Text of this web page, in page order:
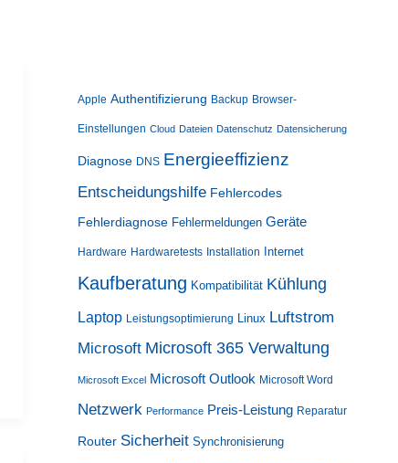
Apple Authentifizierung Backup Browser-
Einstellungen Cloud Dateien Datenschutz Datensicherung
Diagnose DNS Energieeffizienz
Entscheidungshilfe Fehlercodes
Fehlerdiagnose Fehlermeldungen Geräte
Hardware Hardwaretests Installation Internet
Kaufberatung Kompatibilität Kühlung
Laptop Leistungsoptimierung Linux Luftstrom
Microsoft Microsoft 365 Verwaltung
Microsoft Excel Microsoft Outlook Microsoft Word
Netzwerk Performance Preis-Leistung Reparatur
Router Sicherheit Synchronisierung